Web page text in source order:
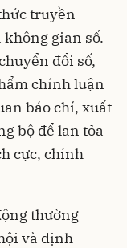
truyền
gian số.
đổi số,
chính luận
báo chí, xuất
bộ để lan tỏa
cực, chính
thường
và định